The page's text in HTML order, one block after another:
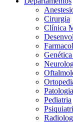
Cirurgia
Clínica
Patologia
Pediatria